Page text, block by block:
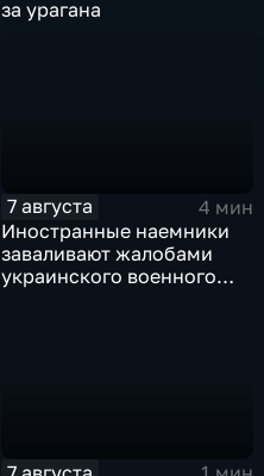
за урагана
7 августа
4 мин
Иностранные наемники
заваливают жалобами
украинского военного